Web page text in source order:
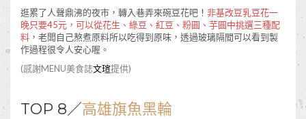
逛累了人聲鼎沸的夜市，轉入巷弄來碗豆花吧！ 非基改豆乳豆花一
晚只要45元，可以從花生、綠豆、紅豆、粉圓、芋圓中挑選三種配
料 ，老闆自己熬煮原料所以吃得到原味，透過玻璃隔間可以看到製
作過程很令人安心喔。
(感謝MENU美食誌文瑄提供)
TOP 8／高雄旗魚黑輪